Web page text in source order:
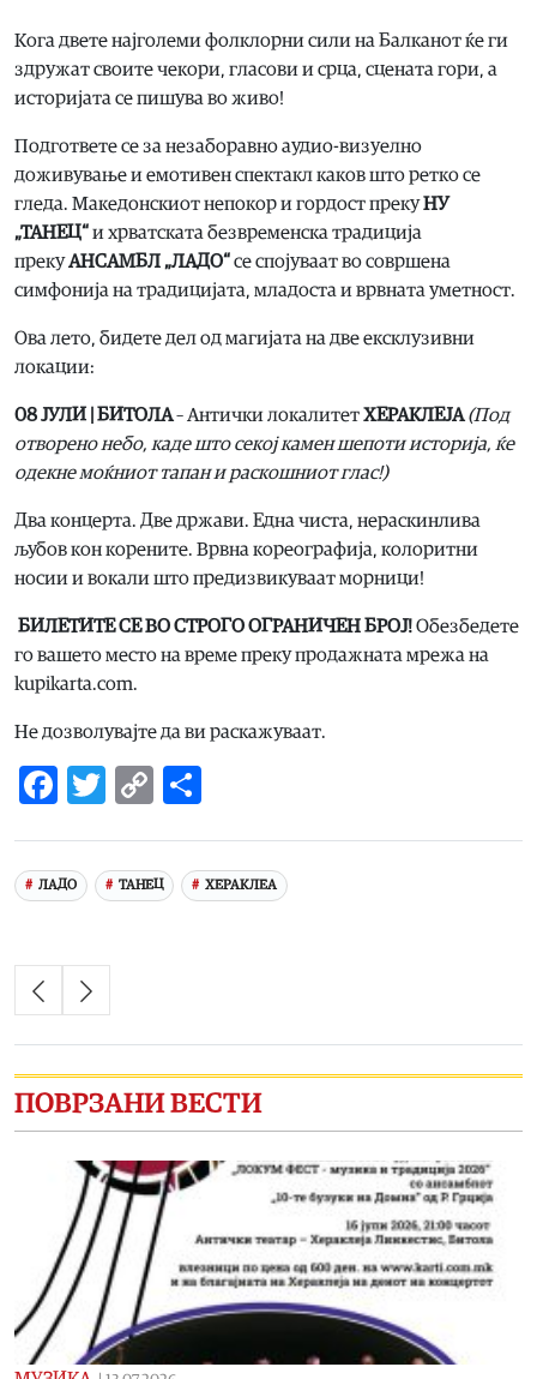
Кога двете најголеми фолклорни сили на Балканот ќе ги
здружат своите чекори, гласови и срца, сцената гори, а
историјата се пишува во живо!
Подгответе се за незаборавно аудио-визуелно
доживување и емотивен спектакл каков што ретко се
гледа. Македонскиот непокор и гордост прекуНУ
„ТАНЕЦ“и хрватската безвременска традиција
прекуАНСАМБЛ „ЛАДО“се спојуваат во совршена
симфонија на традицијата, младоста и врвната уметност.
Ова лето, бидете дел од магијата на две ексклузивни
локации:
08 ЈУЛИ | БИТОЛА– Антички локалитетХЕРАКЛЕЈА (Под
отворено небо, каде што секој камен шепоти историја, ќе
одекне моќниот тапан и раскошниот глас!)
Два концерта. Две држави. Една чиста, нераскинлива
љубов кон корените. Врвна кореографија, колоритни
носии и вокали што предизвикуваат морници!
БИЛЕТИТЕ СЕ ВО СТРОГО ОГРАНИЧЕН БРОЈ!Обезбедете
го вашето место на време преку продажната мрежа на
kupikarta.com.
Не дозволувајте да ви раскажуваат.
Facebook
Twitter
Copy
ЛАДО ТАНЕЦ ХЕРАКЛЕА
ПОВРЗАНИ ВЕСТИ